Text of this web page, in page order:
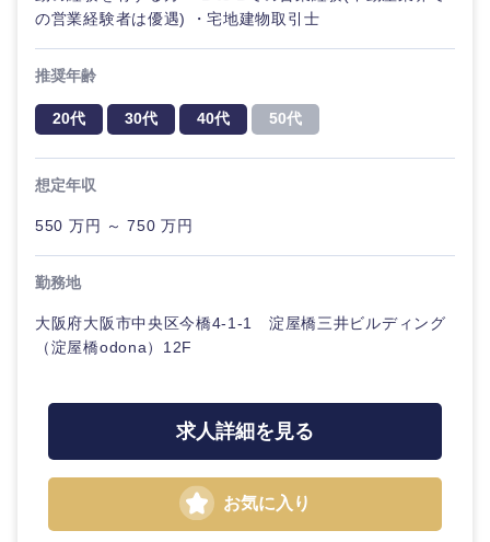
メディカ
門職
建設・施
工管理
エンターテイメント
法律・特許事務所・監査法人
サービス
茨城県 栃木県
群馬県 埼玉県
の営業経験者は優遇) ・宅地建物取引士
推奨年齢
20代 30代 40代 50代
想定年収
550 万円 ～ 750 万円
勤務地
大阪府大阪市中央区今橋4-1-1 淀屋橋三井ビルディング
（淀屋橋odona）12F
求人詳細を見る
お気に入り